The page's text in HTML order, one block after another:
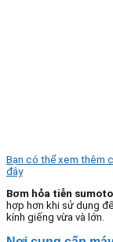
Bạn có thể xem thêm
đây
Bơm hỏa tiễn sumoto
hợp hơn khi sử dụng
kính giếng vừa và lớn.